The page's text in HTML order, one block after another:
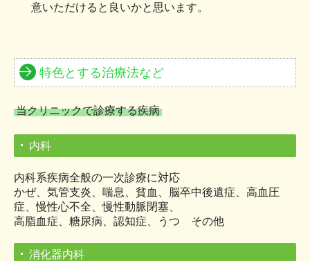
意いただけると良いかと思います。
特色とする治療法など
当クリニックで診療する疾病
内科
内科系疾病全般の一次診療に対応
かぜ、気管支炎、喘息、貧血、脳卒中後遺症、高血圧
症、慢性心不全、慢性動脈閉塞、
高脂血症、糖尿病、認知症、うつ その他
消化器内科